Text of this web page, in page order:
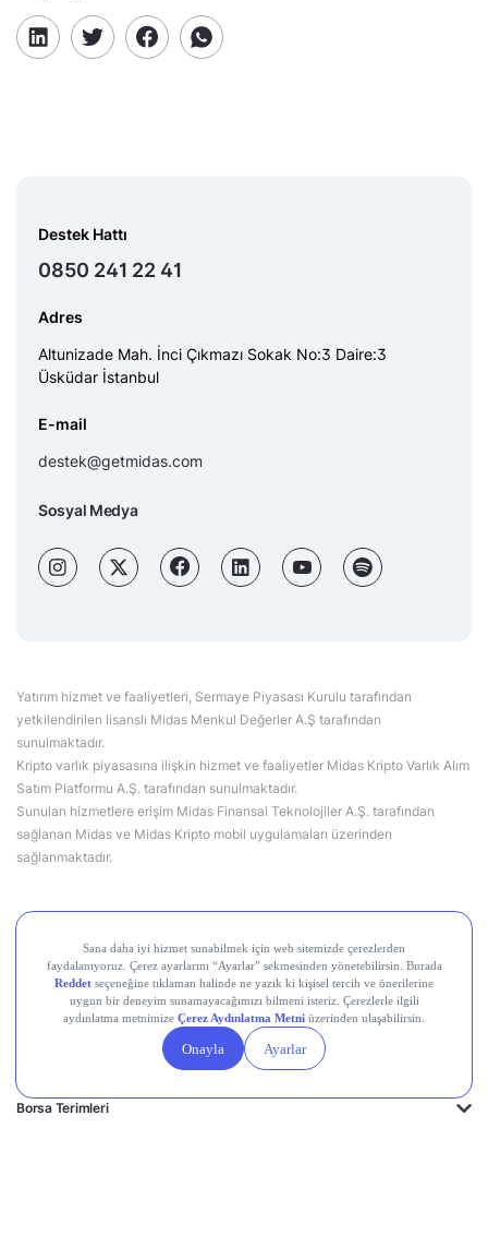
Destek Merkezi
Midas'ın Kulakları
Borsa Terimleri
Destek Hattı
0850 241 22 41
Adres
Altunizade Mah. İnci Çıkmazı Sokak No:3 Daire:3
Üsküdar İstanbul
E-mail
destek@getmidas.com
Sosyal Medya
Yatırım hizmet ve faaliyetleri, Sermaye Piyasası Kurulu tarafından
yetkilendirilen lisanslı Midas Menkul Değerler A.Ş tarafından
sunulmaktadır.
Kripto varlık piyasasına ilişkin hizmet ve faaliyetler Midas Kripto Varlık Alım
Satım Platformu A.Ş. tarafından sunulmaktadır.
Sunulan hizmetlere erişim Midas Finansal Teknolojiler A.Ş. tarafından
sağlanan Midas ve Midas Kripto mobil uygulamaları üzerinden
sağlanmaktadır.